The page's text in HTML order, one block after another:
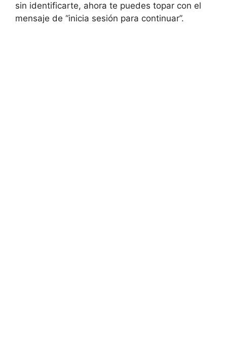
sin identificarte, ahora te puedes topar con el
mensaje de “inicia sesión para continuar”.